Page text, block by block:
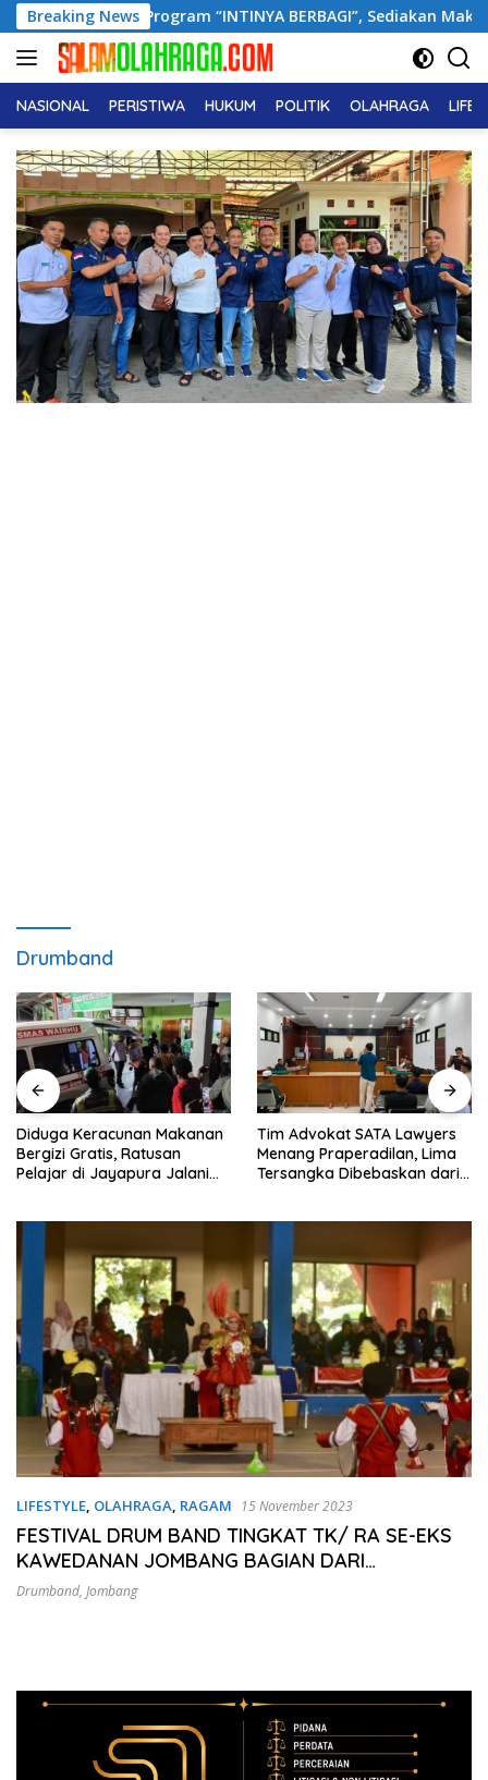
Langsung
ke
konten
Breaking News
Program “INTINYA BERBAGI”, Sediakan Makan dan
NASIONAL PERISTIWA HUKUM POLITIK OLAHRAGA
Drumband
Diduga Keracunan Makanan
Bergizi Gratis, Ratusan
Pelajar di Jayapura Jalani
Tim Advokat SATA Lawyers
Menang Praperadilan, Lima
Tersangka Dibebaskan dari
LIFESTYLE, OLAHRAGA, RAGAM 15 November 2023
FESTIVAL DRUM BAND TINGKAT TK/ RA SE-EKS
KAWEDANAN JOMBANG BAGIAN DARI
MEMPERINGATI HARI JADI KABUPATEN JOMBANG
Drumband, Jombang